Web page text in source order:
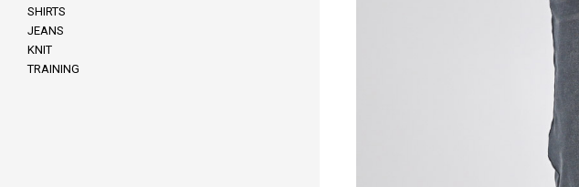
SHIRTS
JEANS
KNIT
TRAINING